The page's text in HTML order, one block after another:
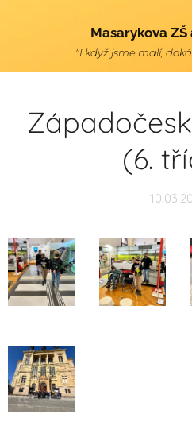
Masarykova ZŠ
"I když jsme malí,
(6.